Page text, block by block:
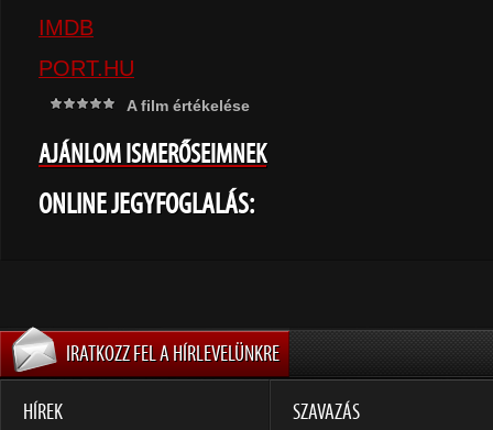
IMDB
PORT.HU
A film értékelése
AJÁNLOM ISMERŐSEIMNEK
ONLINE JEGYFOGLALÁS:
IRATKOZZ FEL A HÍRLEVELÜNKRE
HÍREK SZAVAZÁS